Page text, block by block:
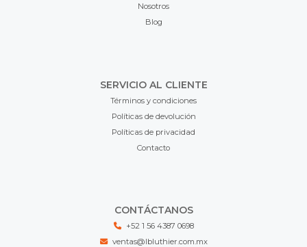
Nosotros
Blog
SERVICIO AL CLIENTE
Términos y condiciones
Políticas de devolución
Políticas de privacidad
Contacto
CONTÁCTANOS
+52 1 56 4387 0698
ventas@lbluthier.com.mx